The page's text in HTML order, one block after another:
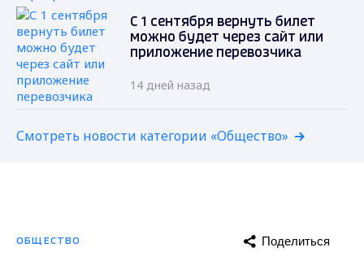
С 1 сентября вернуть билет
можно будет через сайт или
приложение перевозчика
14 дней назад
Смотреть новости категории «Общество»
ОБЩЕСТВО Поделиться